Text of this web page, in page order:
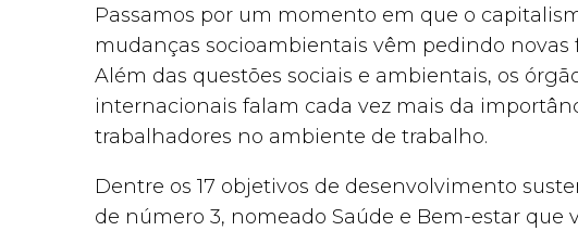
Passamos por um momento em que o
mudanças socioambientais vêm pedindo
Além das questões sociais e ambientais, os
internacionais falam cada vez mais da
trabalhadores no ambiente de trabalho.
Dentre os 17 objetivos de desenvolvimento
de número 3, nomeado Saúde e Bem-estar que